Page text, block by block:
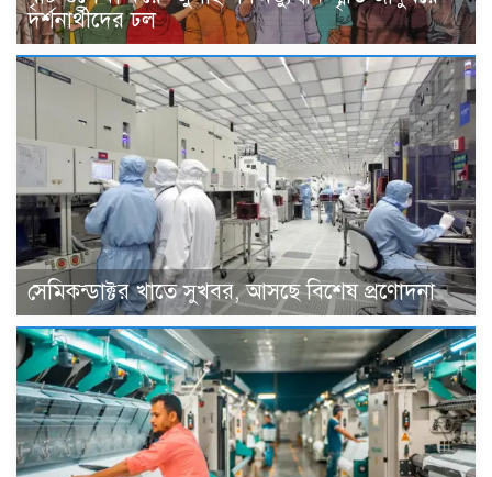
দর্শনার্থীদের ঢল
সেমিকন্ডাক্টর খাতে সুখবর, আসছে বিশেষ প্রণোদনা